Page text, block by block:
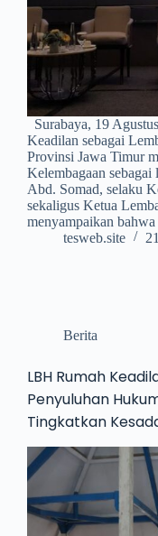
Surabaya, 19
Keadilan sebagai
Provinsi Jawa Timur
Kelembagaan sebagai
Abd. Somad, selaku
sekaligus Ketua
menyampaikan
tesweb.site
Berita
LBH Rumah
Penyuluhan
Tingkatkan